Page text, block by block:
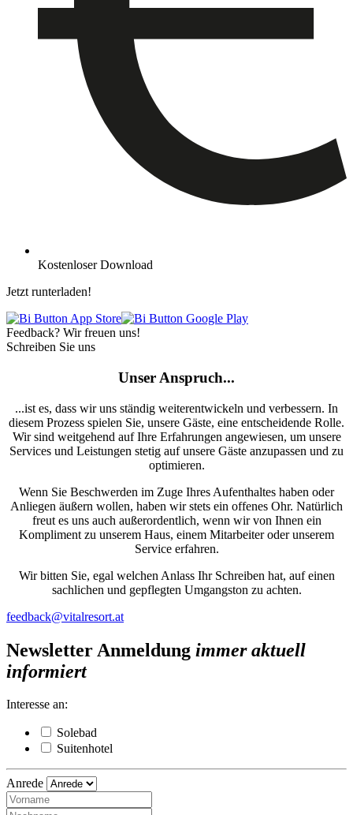
Kostenloser Download
Jetzt runterladen!
Feedback? Wir freuen uns!
Schreiben Sie uns
Unser Anspruch...
...ist es, dass wir uns ständig weiterentwickeln und verbessern. In
diesem Prozess spielen Sie, unsere Gäste, eine entscheidende Rolle.
Wir sind weitgehend auf Ihre Erfahrungen angewiesen, um unsere
Services und Leistungen stetig auf unsere Gäste anzupassen und zu
optimieren.
Wenn Sie Beschwerden im Zuge Ihres Aufenthaltes haben oder
Anliegen äußern wollen, haben wir stets ein offenes Ohr. Natürlich
freut es uns auch außerordentlich, wenn wir von Ihnen ein
Kompliment zu unserem Haus, einem Mitarbeiter oder unserem
Service erfahren.
Wir bitten Sie, egal welchen Anlass Ihr Schreiben hat, auf einen
sachlichen und gepflegten Umgangston zu achten.
feedback@vitalresort.at
Newsletter Anmeldung immer aktuell
informiert
Interesse an:
Solebad
Suitenhotel
Anrede